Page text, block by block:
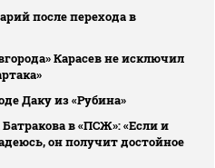
после перехода в
Карасев не исключил
Даку из «Рубина»
в «ПСЖ»: «Если и
он получит достойное